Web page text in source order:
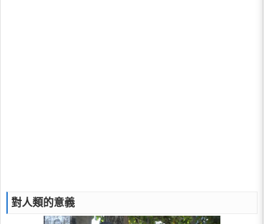
對人類的意義